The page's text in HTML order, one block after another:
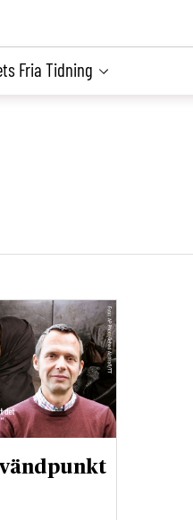
Fria Tidning